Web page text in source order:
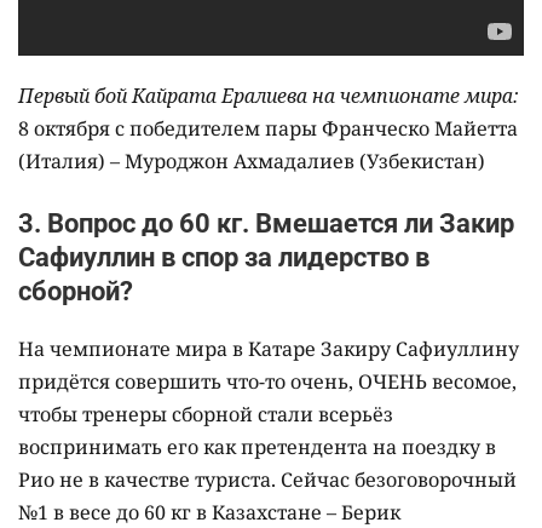
Первый бой Кайрата Ералиева на чемпионате мира:
8 октября с победителем пары Франческо Майетта
(Италия) – Муроджон Ахмадалиев (Узбекистан)
3. Вопрос до 60 кг. Вмешается ли Закир
Сафиуллин в спор за лидерство в
сборной?
На чемпионате мира в Катаре Закиру Сафиуллину
придётся совершить что-то очень, ОЧЕНЬ весомое,
чтобы тренеры сборной стали всерьёз
воспринимать его как претендента на поездку в
Рио не в качестве туриста. Сейчас безоговорочный
№1 в весе до 60 кг в Казахстане – Берик